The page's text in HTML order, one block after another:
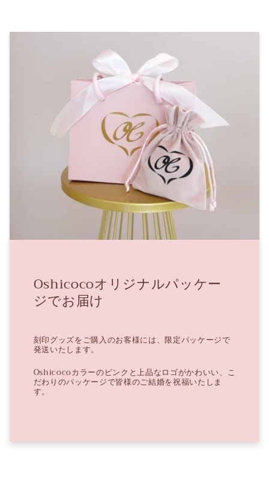
Oshicocoオリジナルパッケー
ジでお届け
刻印グッズをご購入のお客様には、限定パッケージで
発送いたします。
Oshicocoカラーのピンクと上品なロゴがかわいい、こ
だわりのパッケージで皆様のご結婚を祝福いたしま
す。